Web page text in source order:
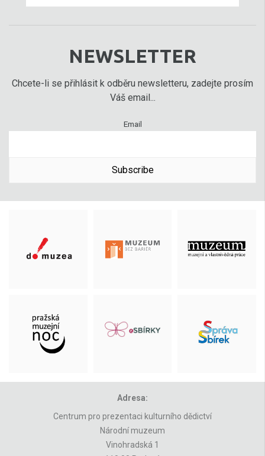
NEWSLETTER
Chcete-li se přihlásit k odběru newsletteru, zadejte prosím
Váš email...
Email
Subscribe
Adresa:
Centrum pro prezentaci kulturního dědictví
Národní muzeum
Vinohradská 1